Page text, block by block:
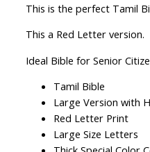
This is the perfect Tamil
This a Red Letter version.
Ideal Bible for Senior
Tamil Bible
Large Version with
Red Letter Print
Large Size Letters